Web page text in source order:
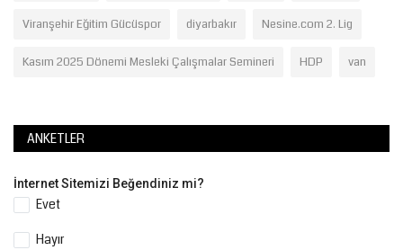
Viranşehir Eğitim Gücüspor diyarbakır Nesine.com 2. Lig
Kasım 2025 Dönemi Mesleki Çalışmalar Semineri HDP van
ANKETLER
İnternet Sitemizi Beğendiniz mi?
Evet
Hayır